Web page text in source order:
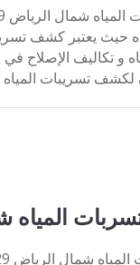
حيث يعتبر كشف
و تكاليف
تسريبات المياه
المياه